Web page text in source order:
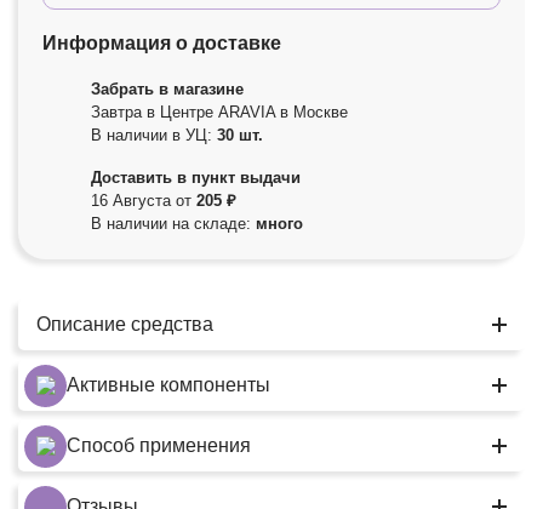
Информация о доставке
Забрать в магазине
Завтра в Центре ARAVIA в Москве
В наличии в УЦ: 30 шт.
Доставить в пункт выдачи
16 Августа от 205 ₽
В наличии на складе: много
Описание средства
Активные компоненты
Способ применения